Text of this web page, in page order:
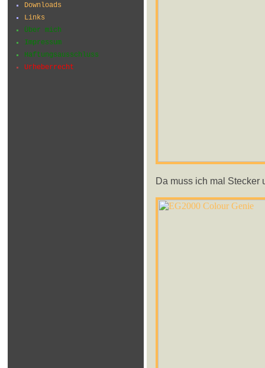
Downloads
Links
Über mich
Impressum
Haftungsausschluss
Urheberrecht
Da muss ich mal Stecker